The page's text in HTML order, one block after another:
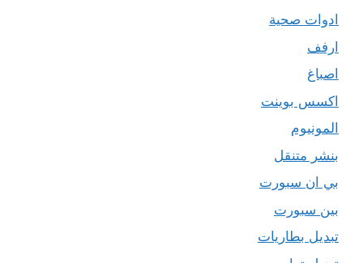
ادوات صحية
ارفف
اصباغ
اكسس بوينت
المونيوم
بنشر متنقل
بي ان سبورت
بين سبورت
تبديل بطاريات